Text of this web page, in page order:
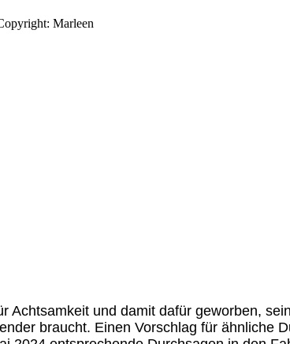
Achtsamkeit und damit dafür geworben,
braucht. Einen Vorschlag für ähnliche